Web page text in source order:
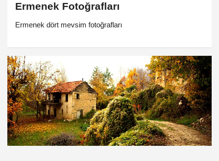
Ermenek Fotoğrafları
Ermenek dört mevsim fotoğrafları